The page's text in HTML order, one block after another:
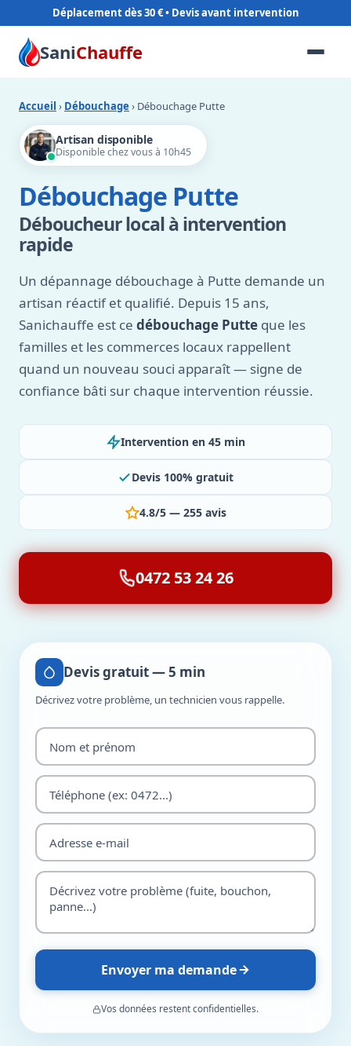
Déplacement dès 30 €
SaniChauffe
Accueil › Débouchage › Débouchage Putte
Artisan disponible
Disponible chez vous à 10h45
Débouchage Putte
Déboucheur local à intervention
rapide
Un dépannage débouchage à Putte demande un
artisan réactif et qualifié. Depuis 15 ans,
Sanichauffe est ce débouchage Putte que les
familles et les commerces locaux rappellent
quand un nouveau souci apparaît — signe de
confiance bâti sur chaque intervention réussie.
Intervention en 45 min
Devis 100% gratuit
4.8/5 — 255 avis
0472 53 24 26
Devis gratuit — 5 min
Décrivez votre problème, un technicien vous rappelle.
Envoyer ma demande
Vos données restent confidentielles.